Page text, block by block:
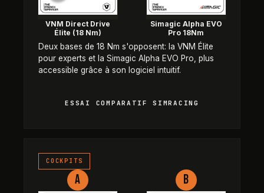
VNM Direct Drive
Élite (18 Nm)
Simagic Alpha EVO
Pro 18Nm
Deux bases de 18 Nm s'opposent: la VNM Élite
pour experts et la Simagic Alpha EVO Pro, plus
accessible grâce à son logiciel intuitif.
ESSAI COMPARATIF SIMRACING
COCKPITS
A B
Oplite R8 Fury – Cockpit Sim